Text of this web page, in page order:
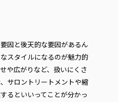
因と後天的な要因があるん
スタイルになるのが魅力的
や広がりなど、扱いにくさ
サロントリートメントや縮
るといいってことが分かっ